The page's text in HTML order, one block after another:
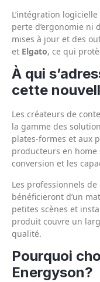
L’intégration
perte d’ergonomie ni
mises à jour et des
et Elgato, ce qui
À qui
cette
Les créateurs de
la gamme des
plates-formes et aux
producteurs en
conversion et les
Les professionnels
bénéficieront d’un
petites scènes et
produit couvre un
qualité.
Pourquoi
Energyson?